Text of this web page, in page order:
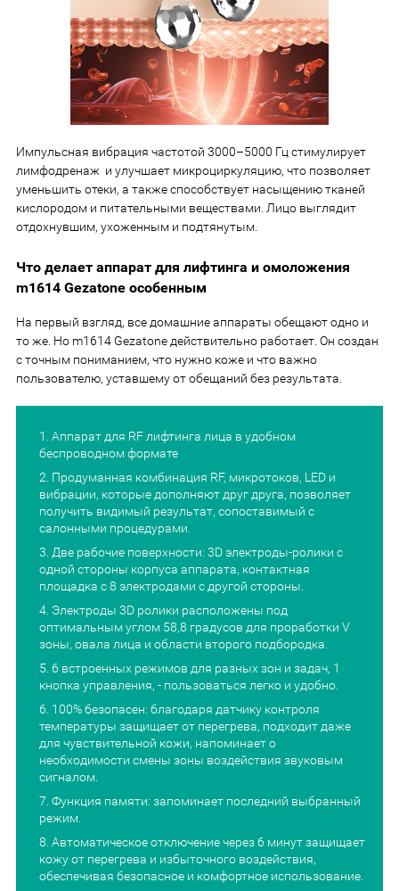
Импульсная вибрация частотой 3000–5000 Гц стимулирует
лимфодренаж и улучшает микроциркуляцию, что позволяет
уменьшить отеки, а также способствует насыщению тканей
кислородом и питательными веществами. Лицо выглядит
отдохнувшим, ухоженным и подтянутым.
Что делает аппарат для лифтинга и омоложения
m1614 Gezatone особенным
На первый взгляд, все домашние аппараты обещают одно и
то же. Но m1614 Gezatone действительно работает. Он создан
с точным пониманием, что нужно коже и что важно
пользователю, уставшему от обещаний без результата.
Аппарат для RF лифтинга лица в удобном
беспроводном формате
Продуманная комбинация RF, микротоков, LED и
вибрации, которые дополняют друг друга, позволяет
получить видимый результат, сопоставимый с
салонными процедурами.
Две рабочие поверхности: 3D электроды-ролики с
одной стороны корпуса аппарата, контактная
площадка с 8 электродами с другой стороны.
Электроды 3D ролики расположены под
оптимальным углом 58,8 градусов для проработки V
зоны, овала лица и области второго подбородка.
6 встроенных режимов для разных зон и задач, 1
кнопка управления, - пользоваться легко и удобно.
100% безопасен: благодаря датчику контроля
температуры защищает от перегрева, подходит даже
для чувствительной кожи, напоминает о
необходимости смены зоны воздействия звуковым
сигналом.
Функция памяти: запоминает последний выбранный
режим.
Автоматическое отключение через 6 минут защищает
кожу от перегрева и избыточного воздействия,
обеспечивая безопасное и комфортное использование.